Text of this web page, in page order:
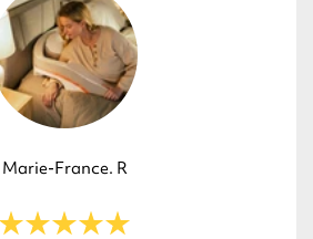
Marie-France. R